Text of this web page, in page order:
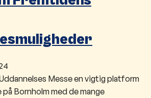
Messe en vigtig platform
Bornholm med de mange